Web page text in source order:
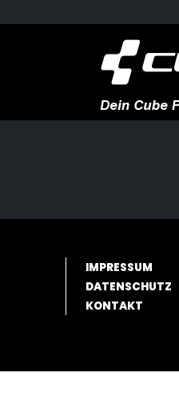
IMPRESSUM
DATENSCHUTZ
KONTAKT